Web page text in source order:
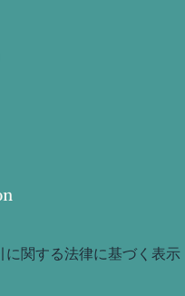
に関する法律に基づく表示